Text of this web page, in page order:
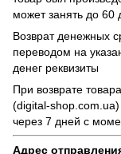
может занять до 60
Возврат денежных
переводом на
денег реквизиты
При возврате
(digital-shop.com.ua)
через 7 дней с
Адрес